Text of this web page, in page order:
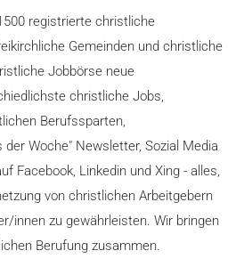
registrierte christliche
Gemeinden und christliche
Jobbörse neue
christliche Jobs,
Berufssparten,
der Woche" Newsletter, Sozial Media
Facebook, Linkedin und Xing - alles,
von christlichen Arbeitgebern
innen zu gewährleisten. Wir bringen
Berufung zusammen.